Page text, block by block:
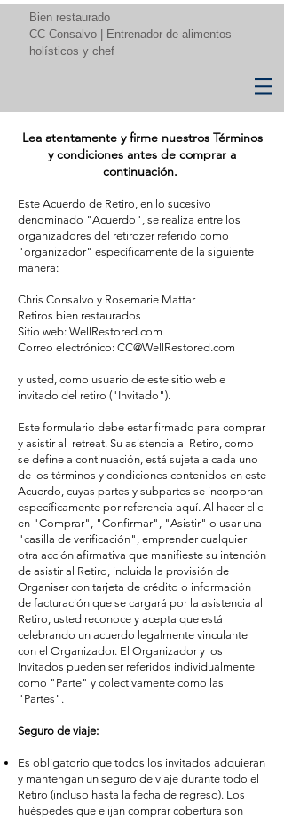
Bien restaurado
CC Consalvo | Entrenador de alimentos
holísticos y chef
Lea atentamente y firme nuestros Términos
y condiciones antes de comprar a
continuación.
Este Acuerdo de Retiro, en lo sucesivo
denominado "Acuerdo", se realiza entre los
organizadores del retirozer referido como
"organizador" específicamente de la siguiente
manera:
Chris Consalvo y Rosemarie Mattar
Retiros bien restaurados
Sitio web: WellRestored.com
Correo electrónico: CC@WellRestored.com
y usted, como usuario de este sitio web e
invitado del retiro ("Invitado").
Este formulario debe estar firmado para comprar
y asistir al retreat. Su asistencia al Retiro, como
se define a continuación, está sujeta a cada uno
de los términos y condiciones contenidos en este
Acuerdo, cuyas partes y subpartes se incorporan
específicamente por referencia aquí. Al hacer clic
en "Comprar", "Confirmar", "Asistir" o usar una
"casilla de verificación", emprender cualquier
otra acción afirmativa que manifieste su intención
de asistir al Retiro, incluida la provisión de
Organiser con tarjeta de crédito o información
de facturación que se cargará por la asistencia al
Retiro, usted reconoce y acepta que está
celebrando un acuerdo legalmente vinculante
con el Organizador. El Organizador y los
Invitados pueden ser referidos individualmente
como "Parte" y colectivamente como las
"Partes".
Seguro de viaje:
Es obligatorio que todos los invitados adquieran
y mantengan un seguro de viaje durante todo el
Retiro (incluso hasta la fecha de regreso). Los
huéspedes que elijan comprar cobertura son